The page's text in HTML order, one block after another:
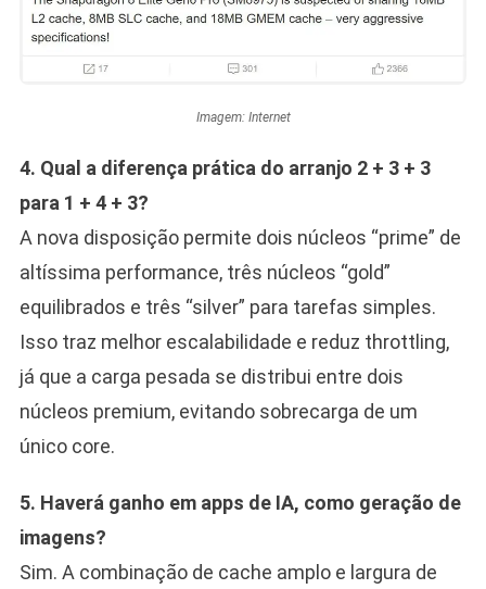
Imagem: Internet
4. Qual a diferença prática do arranjo 2 + 3 + 3
para 1 + 4 + 3?
A nova disposição permite dois núcleos “prime” de
altíssima performance, três núcleos “gold”
equilibrados e três “silver” para tarefas simples.
Isso traz melhor escalabilidade e reduz throttling,
já que a carga pesada se distribui entre dois
núcleos premium, evitando sobrecarga de um
único core.
5. Haverá ganho em apps de IA, como geração de
imagens?
Sim. A combinação de cache amplo e largura de